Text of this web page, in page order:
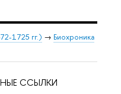
1725 гг.) → Биохроника
ССЫЛКИ